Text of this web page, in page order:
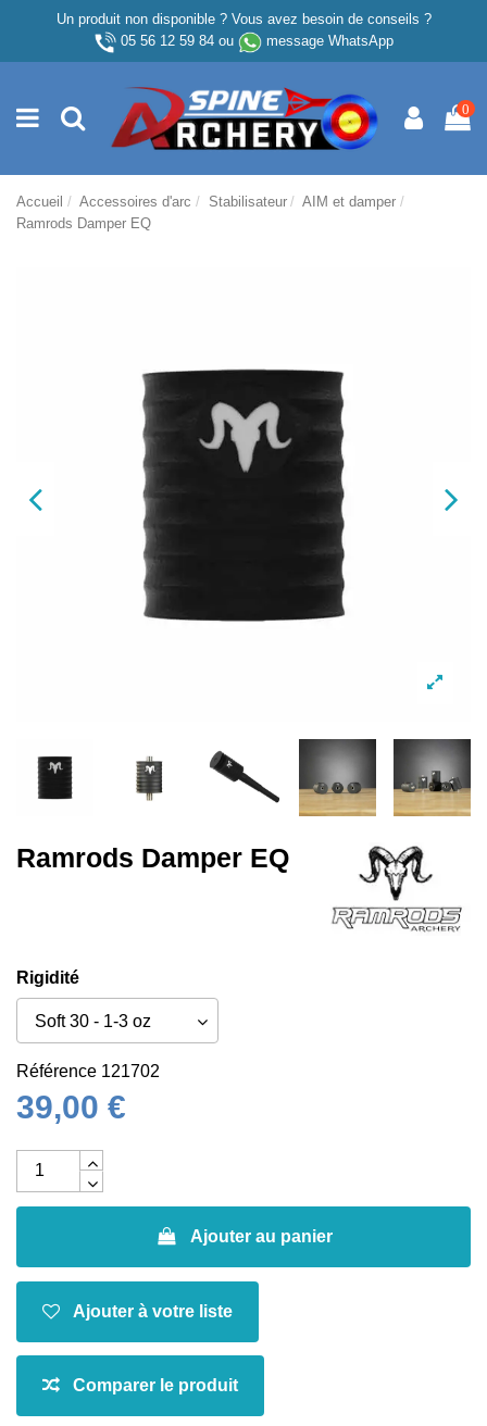
Un produit non disponible ? Vous avez besoin de conseils ?
05 56 12 59 84ou message WhatsApp
0
Accueil Accessoires d'arc Stabilisateur
AIM et damper
Ramrods Damper EQ
Ramrods Damper EQ
Rigidité
Référence 121702
39,00 €
Ajouter au panier